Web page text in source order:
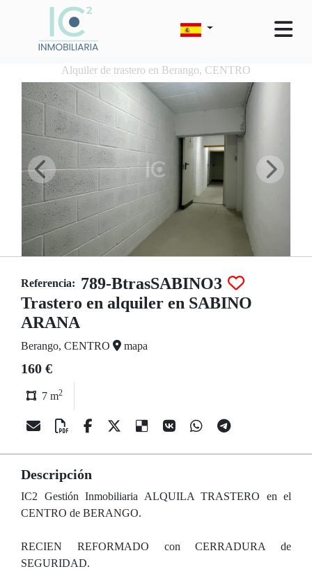
Alquiler de trastero en Berango, CENTRO
Referencia: 789-BtrasSABINO3
Trastero en alquiler en SABINO
ARANA
Berango, CENTRO mapa
160 €
7 m2
Descripción
IC2 Gestión Inmobiliaria ALQUILA TRASTERO en el
CENTRO de BERANGO.
RECIEN REFORMADO con CERRADURA de
SEGURIDAD.